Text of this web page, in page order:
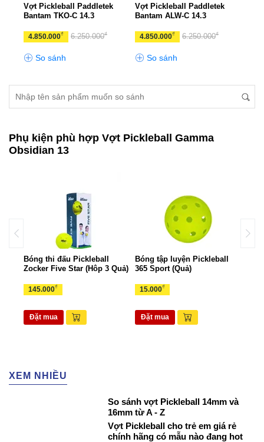
Vợt Pickleball Paddletek
Bantam TKO-C 14.3
4.850.000₫ 6.250.000₫
So sánh
Vợt Pickleball Paddletek
Bantam ALW-C 14.3
4.850.000₫ 6.250.000₫
So sánh
Phụ kiện phù hợp Vợt Pickleball Gamma
Obsidian 13
Bóng thi đấu Pickleball
Zocker Five Star (Hôp 3 Quả)
145.000₫
Đặt mua
Bóng tập luyện Pickleball
365 Sport (Quả)
15.000₫
Đặt mua
XEM NHIỀU
So sánh vợt Pickleball 14mm và
16mm từ A - Z
Vợt Pickleball cho trẻ em giá rẻ
chính hãng có mẫu nào đang hot